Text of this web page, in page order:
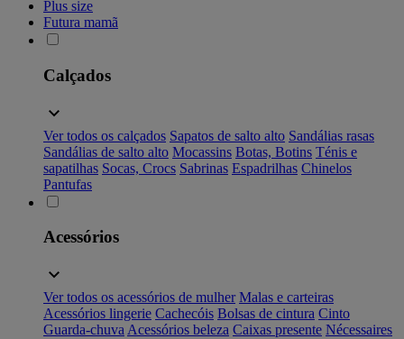
Plus size
Futura mamã
Calçados
Ver todos os calçados Sapatos de salto alto Sandálias rasas
Sandálias de salto alto Mocassins Botas, Botins Ténis e
sapatilhas Socas, Crocs Sabrinas Espadrilhas Chinelos
Pantufas
Acessórios
Ver todos os acessórios de mulher Malas e carteiras
Acessórios lingerie Cachecóis Bolsas de cintura Cinto
Guarda-chuva Acessórios beleza Caixas presente Nécessaires